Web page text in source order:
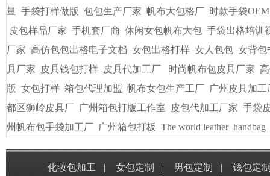
量 手袋打样做版 包包生产厂家 帆布大包格厂 时款手袋OEM
皮包样品厂家 手机套厂商 休闲女包帆布大包 手袋出格培训
厂家 高仿包包出格电子文档 女包出格打样 女人包包 女背包
具厂家
皮具钱包打样 皮具代加工厂 时尚帆布包皮具厂家
版 女包打样 箱包代理加盟 帆布女包生产工厂 广州皮具加工
都区狮岭皮具厂 广州箱包打版工作室 皮包代加工厂家 手袋
州帆布包手袋加工厂 广州箱包打板 The world leather handbag
化妆包加工 | 女包定制 | 男包定制 | 钱包定